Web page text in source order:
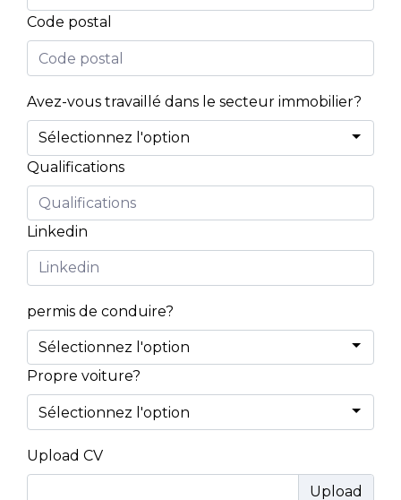
Code postal
Avez-vous travaillé dans le secteur immobilier?
Qualifications
Linkedin
permis de conduire?
Propre voiture?
Upload CV